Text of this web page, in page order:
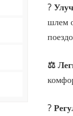
?
шлем
⚖️
?